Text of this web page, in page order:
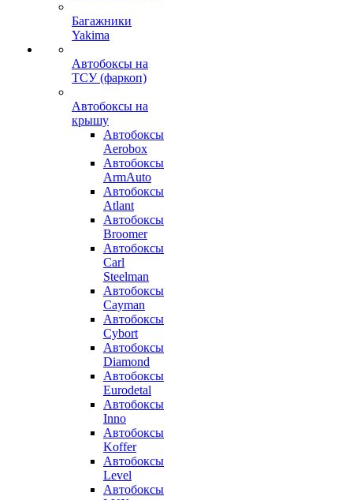
Багажники
Yakima
Автобоксы на
ТСУ (фаркоп)
Автобоксы на
крышу
Автобоксы
Aerobox
Автобоксы
ArmAuto
Автобоксы
Atlant
Автобоксы
Broomer
Автобоксы
Carl
Steelman
Автобоксы
Cayman
Автобоксы
Cybort
Автобоксы
Diamond
Автобоксы
Eurodetal
Автобоксы
Inno
Автобоксы
Koffer
Автобоксы
Level
Автобоксы